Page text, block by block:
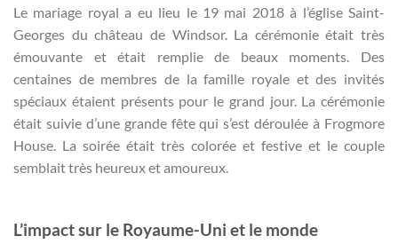
Le mariage royal a eu lieu le 19 mai 2018 à l’église Saint-
Georges du château de Windsor. La cérémonie était très
émouvante et était remplie de beaux moments. Des
centaines de membres de la famille royale et des invités
spéciaux étaient présents pour le grand jour. La cérémonie
était suivie d’une grande fête qui s’est déroulée à Frogmore
House. La soirée était très colorée et festive et le couple
semblait très heureux et amoureux.
L’impact sur le Royaume-Uni et le monde